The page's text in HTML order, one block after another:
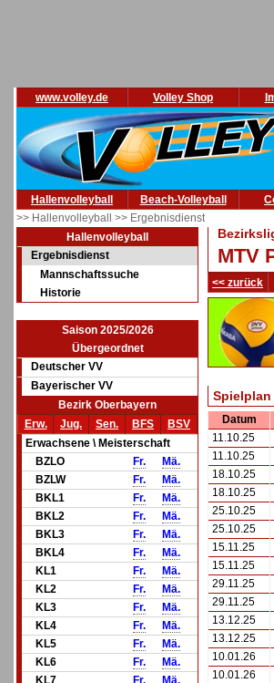
www.volley.de Volley Shop
Hallenvolleyball Beach-Volleyball
>> Hallenvolleyball >> Ergebnisdienst
Hallenvolleyball
Ergebnisdienst
Mannschaftssuche
Historie
Saison 2025/2026
Übergeordnet
Deutscher VV
Bayerischer VV
Bezirk Oberbayern
Erw.
Jug. Sen. BFS
BSV
Erwachsene \ Meisterschaft
BZLO
Fr.
Mä.
BZLW
Fr.
Mä.
BKL1
Fr.
Mä.
BKL2
Fr.
Mä.
BKL3
Fr.
Mä.
BKL4
Fr.
Mä.
KL1
Fr.
Mä.
KL2
Fr.
Mä.
KL3
Fr.
Mä.
KL4
Fr.
Mä.
KL5
Fr.
Mä.
KL6
Fr.
Mä.
KL7
Fr.
Mä.
MTV
<< zurück
Spielplan
Datum
11.10.25
11.10.25
18.10.25
18.10.25
25.10.25
25.10.25
15.11.25
15.11.25
29.11.25
29.11.25
13.12.25
13.12.25
10.01.26
10.01.26